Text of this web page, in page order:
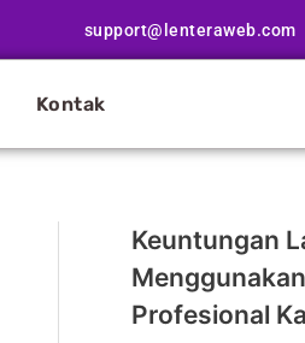
support@lenteraweb.com
Kontak
Keuntungan
Profesional